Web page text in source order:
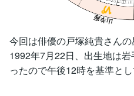
今回は俳優の戸塚純貴さん
1992年7月22日、出生地は
ったので午後12時を基準と